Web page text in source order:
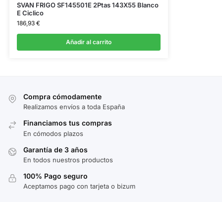
SVAN FRIGO SF145501E 2Ptas 143X55 Blanco
E Ciclico
186,93 €
Añadir al carrito
Compra cómodamente
Realizamos envíos a toda España
Financiamos tus compras
En cómodos plazos
Garantía de 3 años
En todos nuestros productos
100% Pago seguro
Aceptamos pago con tarjeta o bizum